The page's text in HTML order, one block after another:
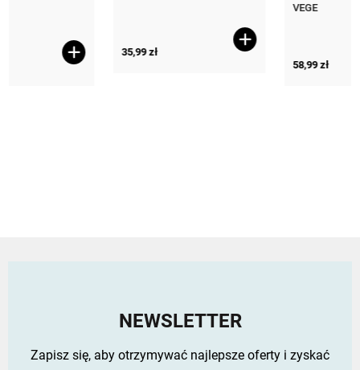
zł
NEWSLETTER
Zapisz się, aby otrzymywać najlepsze oferty i zyskać